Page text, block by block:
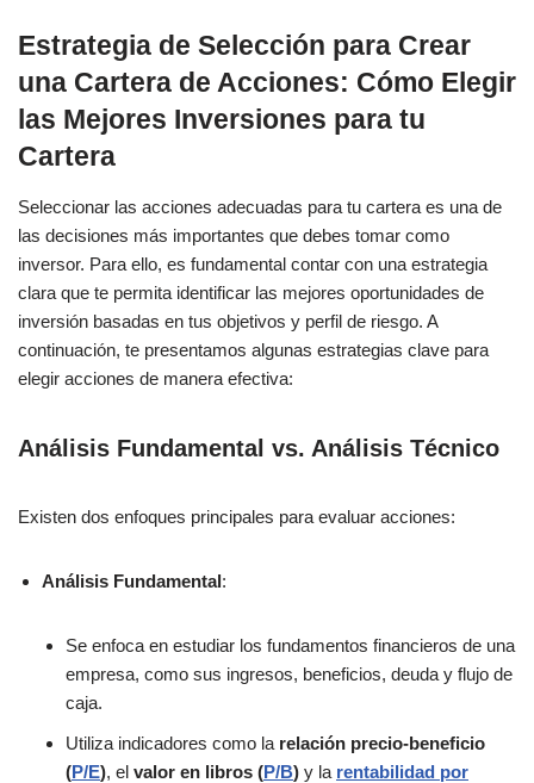
Estrategia de Selección para Crear
una Cartera de Acciones: Cómo Elegir
las Mejores Inversiones para tu
Cartera
Seleccionar las acciones adecuadas para tu cartera es una de
las decisiones más importantes que debes tomar como
inversor. Para ello, es fundamental contar con una estrategia
clara que te permita identificar las mejores oportunidades de
inversión basadas en tus objetivos y perfil de riesgo. A
continuación, te presentamos algunas estrategias clave para
elegir acciones de manera efectiva:
Análisis Fundamental vs. Análisis Técnico
Existen dos enfoques principales para evaluar acciones:
Análisis Fundamental:
Se enfoca en estudiar los fundamentos financieros de una
empresa, como sus ingresos, beneficios, deuda y flujo de
caja.
Utiliza indicadores como la relación precio-beneficio
(P/E), el valor en libros (P/B) y la rentabilidad por